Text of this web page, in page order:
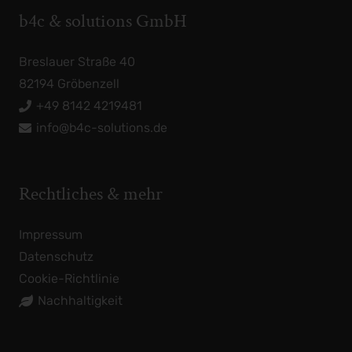
b4c & solutions GmbH
Breslauer Straße 40
82194 Gröbenzell
+49 8142 4219481
info@b4c-solutions.de
Rechtliches & mehr
Impressum
Datenschutz
Cookie-Richtlinie
Nachhaltigkeit